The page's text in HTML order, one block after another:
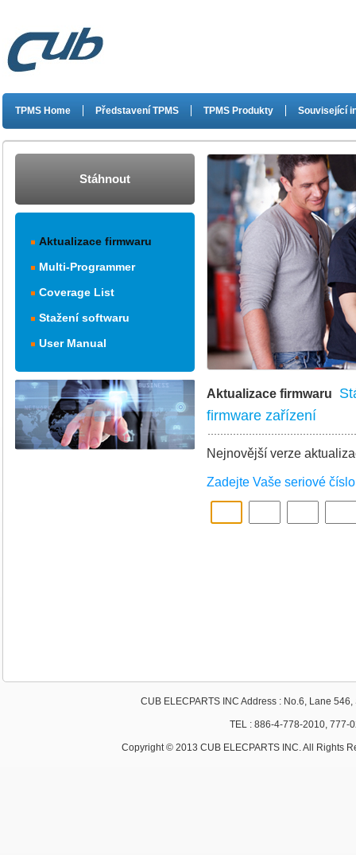
TPMS Home Představení TPMS TPMS Produkty Související
Stáhnout
Aktualizace firmwaru
Multi-Programmer
Coverage List
Stažení softwaru
User Manual
Aktualizace firmwaru
firmware zařízení
Nejnovější verze
Zadejte Vaše seriové číslo
CUB ELECPARTS INC Address : No.6, Lane
TEL : 886-4-778-2010,
Copyright © 2013 CUB ELECPARTS INC. All Rights